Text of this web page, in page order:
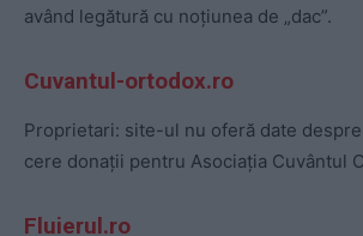
având legătură cu noțiunea de „dac”.
Cuvantul-ortodox.ro
Proprietari: site-ul nu oferă date
cere donații pentru Asociația Cuvântul
Fluierul.ro